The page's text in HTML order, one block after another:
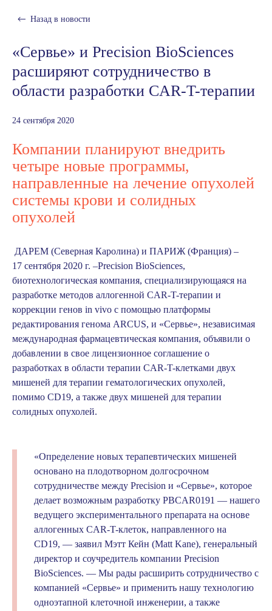
Назад в новости
«Сервье» и Precision BioSciences
расширяют сотрудничество в
области разработки CAR-T-терапии
24 сентября 2020
Компании планируют внедрить
четыре новые программы,
направленные на лечение опухолей
системы крови и солидных
опухолей
ДАРЕМ (Северная Каролина) и ПАРИЖ (Франция) –
17 сентября 2020 г. –Precision BioSciences,
биотехнологическая компания, специализирующаяся на
разработке методов аллогенной CAR-T-терапии и
коррекции генов in vivo с помощью платформы
редактирования генома ARCUS, и «Сервье», независимая
международная фармацевтическая компания, объявили о
добавлении в свое лицензионное соглашение о
разработках в области терапии CAR-T-клетками двух
мишеней для терапии гематологических опухолей,
помимо CD19, а также двух мишеней для терапии
солидных опухолей.
«Определение новых терапевтических мишеней
основано на плодотворном долгосрочном
сотрудничестве между Precision и «Сервье», которое
делает возможным разработку PBCAR0191 — нашего
ведущего экспериментального препарата на основе
аллогенных CAR-T-клеток, направленного на
CD19, — заявил Мэтт Кейн (Matt Kane), генеральный
директор и соучредитель компании Precision
BioSciences. — Мы рады расширить сотрудничество с
компанией «Сервье» и применить нашу технологию
одноэтапной клеточной инженерии, а также